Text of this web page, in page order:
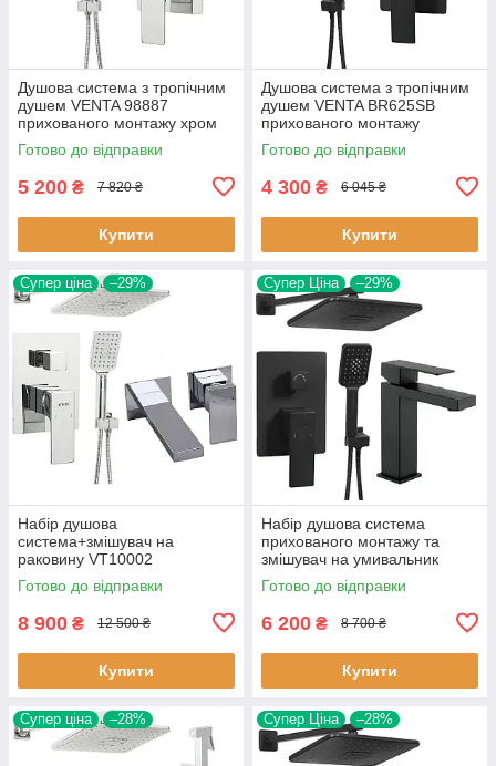
Душова система з тропічним
душем VENTA 98887
прихованого монтажу хром
квадратна
Готово до відправки
5 200 ₴ 7 820 ₴
Купити
Душова система з тропічним
душем VENTA BR625SB
прихованого монтажу
квадратна чорна матова
Готово до відправки
4 300 ₴ 6 045 ₴
Купити
Супер ціна –29%
Набір душова
система+змішувач на
раковину VT10002
прихованого монтажу хром
квадратний
Готово до відправки
8 900 ₴ 12 500 ₴
Купити
Супер Ціна –29%
Набір душова система
прихованого монтажу та
змішувач на умивальник
VENTA BR6252SB квадратний
чорний матовий
Готово до відправки
6 200 ₴ 8 700 ₴
Купити
Супер ціна –28% Супер Ціна –28%